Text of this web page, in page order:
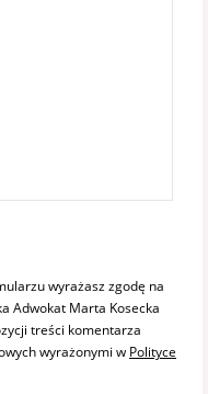
wyrażasz zgodę na
Adwokat Marta Kosecka
treści komentarza
wyrażonymi w Polityce